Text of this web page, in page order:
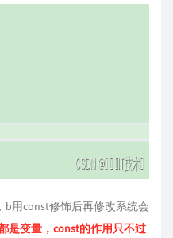
用const修饰后再修改系统会
是变量，const的作用只不过